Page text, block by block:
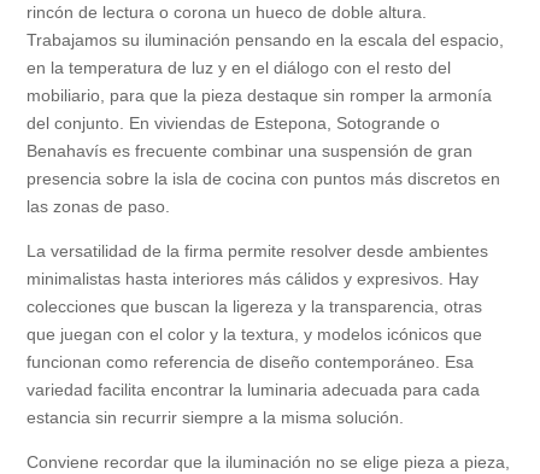
rincón de lectura o corona un hueco de doble altura.
Trabajamos su iluminación pensando en la escala del espacio,
en la temperatura de luz y en el diálogo con el resto del
mobiliario, para que la pieza destaque sin romper la armonía
del conjunto. En viviendas de Estepona, Sotogrande o
Benahavís es frecuente combinar una suspensión de gran
presencia sobre la isla de cocina con puntos más discretos en
las zonas de paso.
La versatilidad de la firma permite resolver desde ambientes
minimalistas hasta interiores más cálidos y expresivos. Hay
colecciones que buscan la ligereza y la transparencia, otras
que juegan con el color y la textura, y modelos icónicos que
funcionan como referencia de diseño contemporáneo. Esa
variedad facilita encontrar la luminaria adecuada para cada
estancia sin recurrir siempre a la misma solución.
Conviene recordar que la iluminación no se elige pieza a pieza,